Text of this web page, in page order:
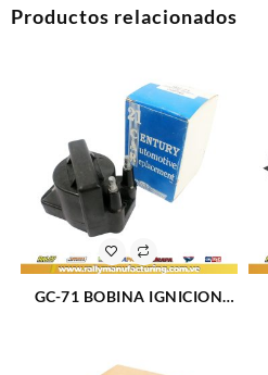
Productos relacionados
GC-71 BOBINA IGNICION